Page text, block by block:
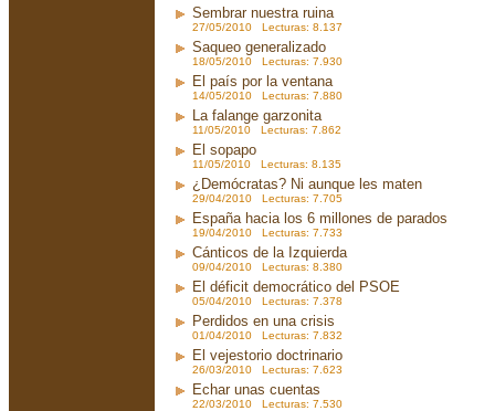
Sembrar nuestra ruina
27/05/2010 Lecturas: 8.137
Saqueo generalizado
18/05/2010 Lecturas: 7.930
El país por la ventana
14/05/2010 Lecturas: 7.880
La falange garzonita
11/05/2010 Lecturas: 7.862
El sopapo
11/05/2010 Lecturas: 8.135
¿Demócratas? Ni aunque les maten
29/04/2010 Lecturas: 7.705
España hacia los 6 millones de parados
19/04/2010 Lecturas: 7.733
Cánticos de la Izquierda
09/04/2010 Lecturas: 8.380
El déficit democrático del PSOE
05/04/2010 Lecturas: 7.378
Perdidos en una crisis
01/04/2010 Lecturas: 7.832
El vejestorio doctrinario
26/03/2010 Lecturas: 7.623
Echar unas cuentas
22/03/2010 Lecturas: 7.530